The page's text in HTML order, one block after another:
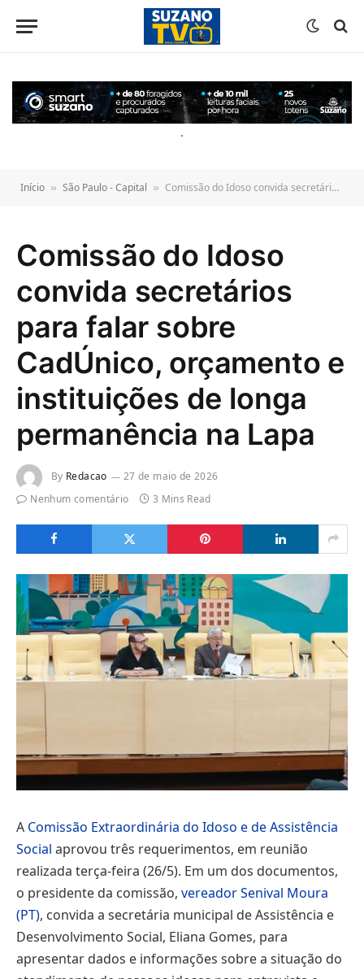
conteúdo
.
Início » São Paulo - Capital » Comissão do Idoso convida secretários para falar sobre CadÚnico, orçamento e instituições de longa permanência na Lapa
Comissão do Idoso
convida secretários
para falar sobre
CadÚnico, orçamento e
instituições de longa
permanência na Lapa
By Redacao
27 de maio de 2026
Nenhum comentário
3 Mins Read
A Comissão Extraordinária do Idoso e de Assistência
Social aprovou três requerimentos, em reunião
realizada terça-feira (26/5). Em um dos documentos,
o presidente da comissão, vereador Senival Moura
(PT), convida a secretária municipal de Assistência e
Desenvolvimento Social, Eliana Gomes, para
apresentar dados e informações sobre a situação do